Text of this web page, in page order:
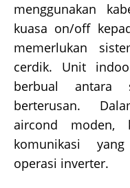
menggunakan
kuasa on/off
memerlukan
cerdik. Unit
berbual antara
berterusan.
aircond moden,
komunikasi
operasi inverter.